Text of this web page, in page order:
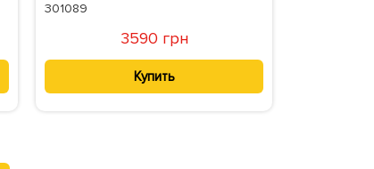
301089
3590 грн
Купить